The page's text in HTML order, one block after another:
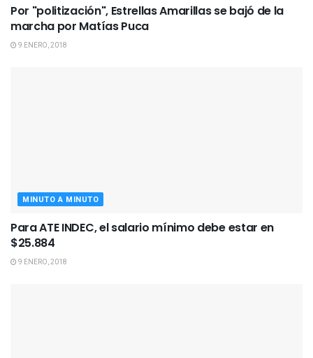
Por "politización", Estrellas Amarillas se bajó de la
marcha por Matías Puca
9 ENERO, 2018
MINUTO A MINUTO
Para ATE INDEC, el salario mínimo debe estar en
$25.884
9 ENERO, 2018